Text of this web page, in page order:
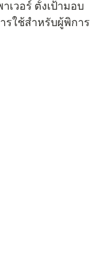
เวอร์ ตั้งเป้ามอบ
รใช้สำหรับผู้พิการ